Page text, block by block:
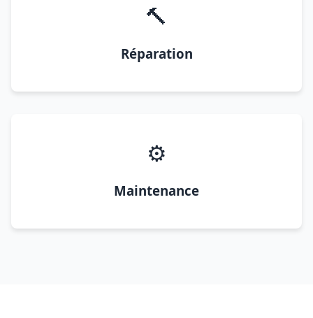
🔨
Réparation
⚙️
Maintenance